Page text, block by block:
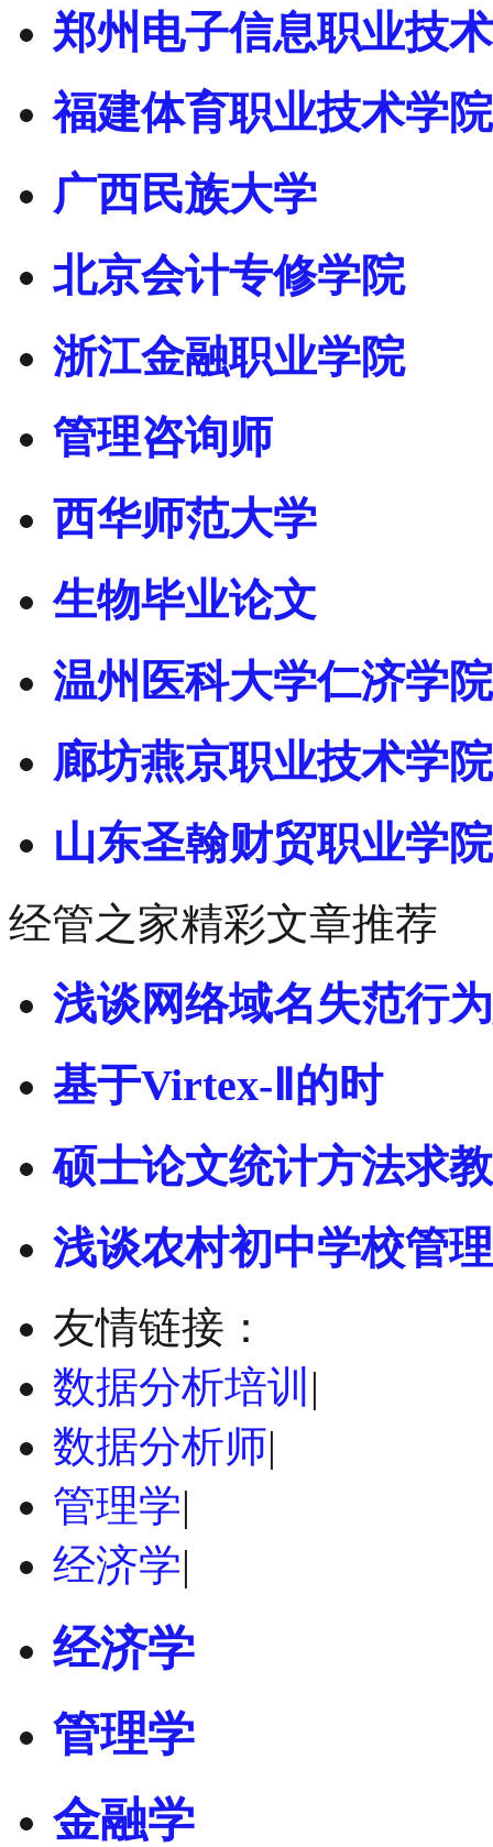
郑州电子信息职业技
福建体育职业技术学院
广西民族大学
北京会计专修学院
浙江金融职业学院
管理咨询师
西华师范大学
生物毕业论文
温州医科大学仁济学院
廊坊燕京职业技术学院
山东圣翰财贸职业学院
经管之家精彩文章推荐
浅谈网络域名失范行
基于Virtex-Ⅱ的时
硕士论文统计方法求
浅谈农村初中学校管
友情链接：
数据分析培训 |
数据分析师|
管理学|
经济学|
经济学
管理学
金融学